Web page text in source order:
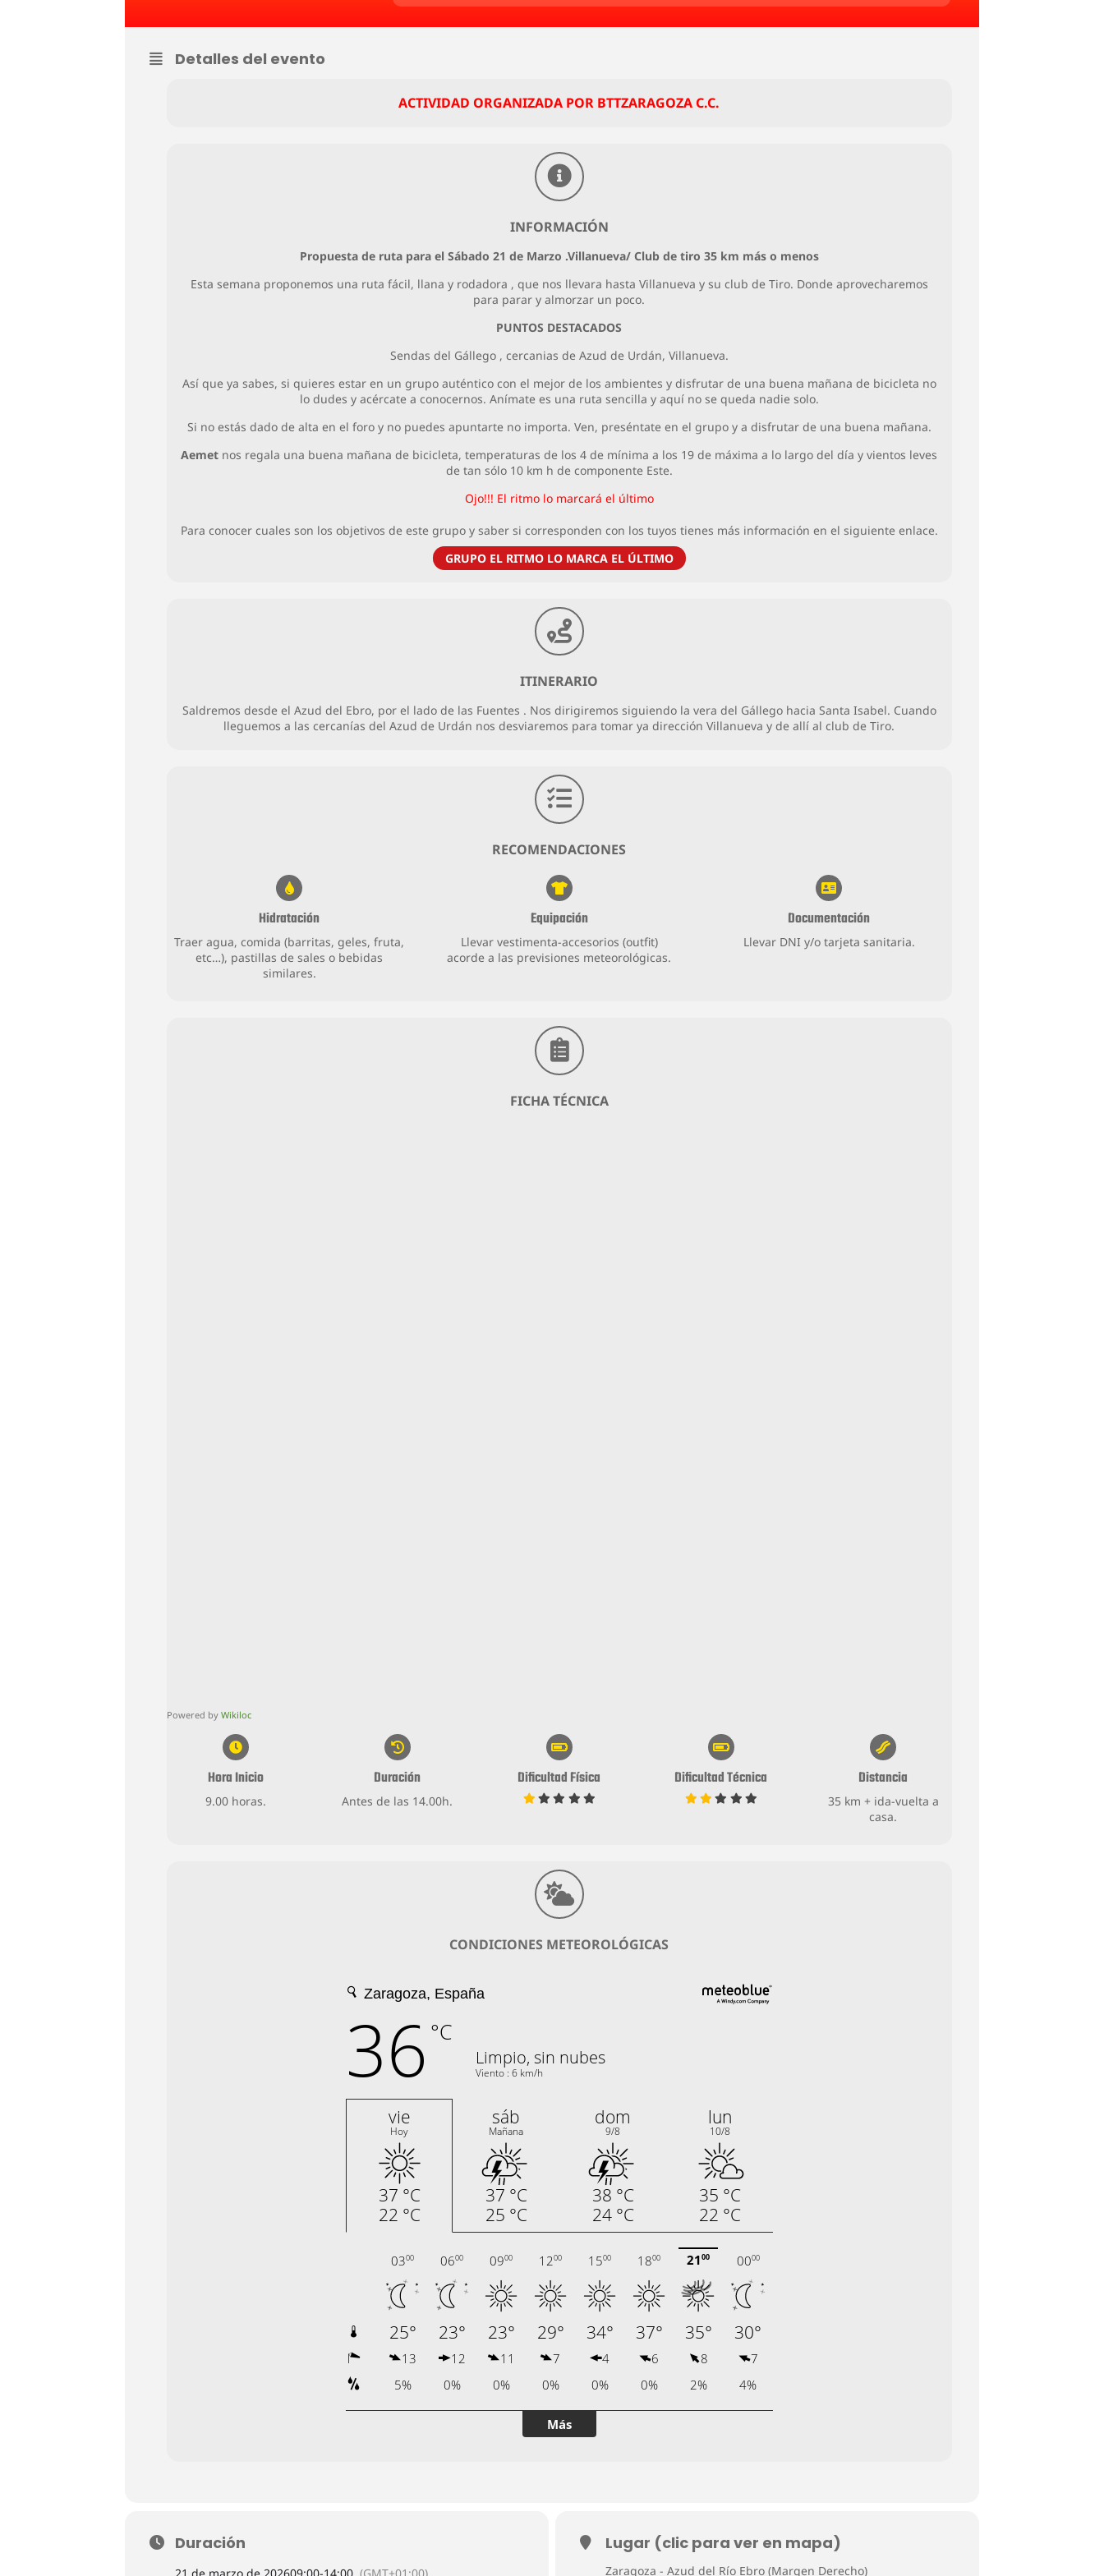
Detalles del evento
ACTIVIDAD ORGANIZADA POR BTTZARAGOZA C.C.
INFORMACIÓN
Propuesta de ruta para el Sábado 21 de Marzo .Villanueva/ Club de tiro 35 km más o menos
Esta semana proponemos una ruta fácil, llana y rodadora , que nos llevara hasta Villanueva y su club de Tiro. Donde aprovecharemos
para parar y almorzar un poco.
PUNTOS DESTACADOS
Sendas del Gállego , cercanias de Azud de Urdán, Villanueva.
Así que ya sabes, si quieres estar en un grupo auténtico con el mejor de los ambientes y disfrutar de una buena mañana de bicicleta no
lo dudes y acércate a conocernos. Anímate es una ruta sencilla y aquí no se queda nadie solo.
Si no estás dado de alta en el foro y no puedes apuntarte no importa. Ven, preséntate en el grupo y a disfrutar de una buena mañana.
Aemet nos regala una buena mañana de bicicleta, temperaturas de los 4 de mínima a los 19 de máxima a lo largo del día y vientos leves
de tan sólo 10 km h de componente Este.
Ojo!!! El ritmo lo marcará el último
Para conocer cuales son los objetivos de este grupo y saber si corresponden con los tuyos tienes más información en el siguiente enlace.
GRUPO EL RITMO LO MARCA EL ÚLTIMO
ITINERARIO
Saldremos desde el Azud del Ebro, por el lado de las Fuentes . Nos dirigiremos siguiendo la vera del Gállego hacia Santa Isabel. Cuando
lleguemos a las cercanías del Azud de Urdán nos desviaremos para tomar ya dirección Villanueva y de allí al club de Tiro.
RECOMENDACIONES
Hidratación
Traer agua, comida (barritas, geles, fruta,
etc…), pastillas de sales o bebidas
similares.
Equipación
Llevar vestimenta-accesorios (outfit)
acorde a las previsiones meteorológicas.
Documentación
Llevar DNI y/o tarjeta sanitaria.
FICHA TÉCNICA
Powered by Wikiloc
Hora Inicio
9.00 horas.
Duración
Antes de las 14.00h.
Dificultad Física Dificultad Técnica Distancia
35 km + ida-vuelta a
casa.
CONDICIONES METEOROLÓGICAS
Duración Lugar (clic para ver en mapa)
Zaragoza - Azud del Río Ebro (Margen Derecho)